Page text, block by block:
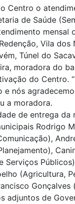
Centro o
de Saúde
Vila
Túnel do
moradora do
do Centro.
e nós
a moradora.
de entrega
Rodrigo
Serviços
(Agricultura,
Gonçalves
adjuntos de